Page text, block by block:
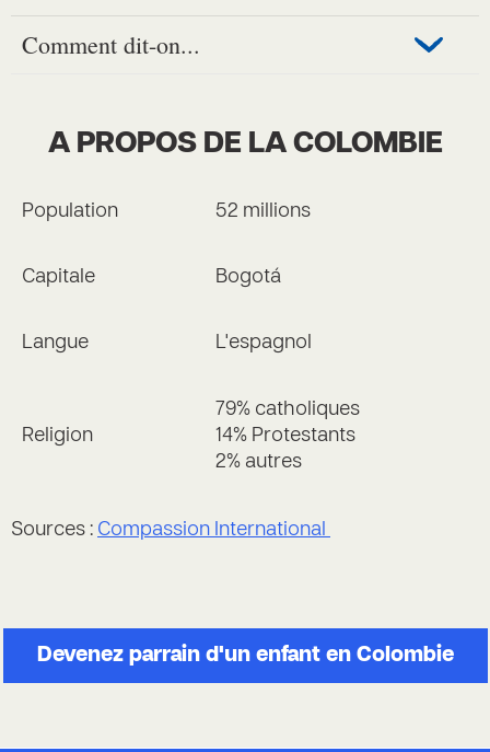
Comment dit-on...
A PROPOS DE LA COLOMBIE
Population 52 millions
Capitale Bogotá
Langue L'espagnol
Religion
79% catholiques
14% Protestants
2% autres
Sources : Compassion International
Devenez parrain d'un enfant en Colombie